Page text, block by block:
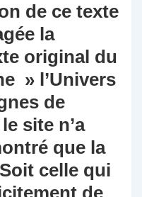
de ce texte
la
original du
» l’Univers
de
site n’a
que la
celle qui